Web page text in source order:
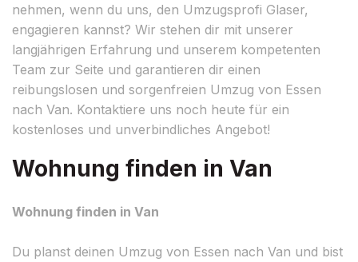
nehmen, wenn du uns, den Umzugsprofi Glaser,
engagieren kannst? Wir stehen dir mit unserer
langjährigen Erfahrung und unserem kompetenten
Team zur Seite und garantieren dir einen
reibungslosen und sorgenfreien Umzug von Essen
nach Van. Kontaktiere uns noch heute für ein
kostenloses und unverbindliches Angebot!
Wohnung finden in Van
Wohnung finden in Van
Du planst deinen Umzug von Essen nach Van und bist